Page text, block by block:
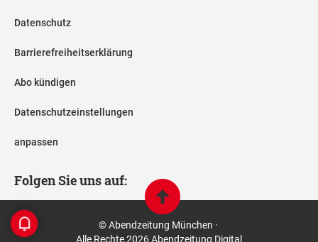
Datenschutz
Barrierefreiheitserklärung
Abo kündigen
Datenschutzeinstellungen
anpassen
Folgen Sie uns auf:
© Abendzeitung München ·
Alle Rechte 2026 Abendzeitung Digital